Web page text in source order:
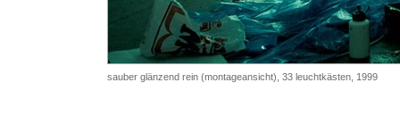
sauber glänzend rein (montageansicht), 33 leuchtkästen, 1999